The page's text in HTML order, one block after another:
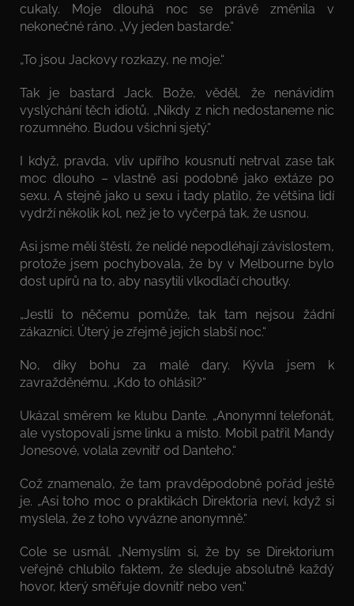
cukaly. Moje dlouhá noc se právě změnila v
nekonečné ráno. „Vy jeden bastarde.“
„To jsou Jackovy rozkazy, ne moje.“
Tak je bastard Jack. Bože, věděl, že nenávidím
vyslýchání těch idiotů. „Nikdy z nich nedostaneme nic
rozumného. Budou všichni sjetý.“
I když, pravda, vliv upířího kousnutí netrval zase tak
moc dlouho – vlastně asi podobně jako extáze po
sexu. A stejně jako u sexu i tady platilo, že většina lidí
vydrží několik kol, než je to vyčerpá tak, že usnou.
Asi jsme měli štěstí, že nelidé nepodléhají závislostem,
protože jsem pochybovala, že by v Melbourne bylo
dost upírů na to, aby nasytili vlkodlačí choutky.
„Jestli to něčemu pomůže, tak tam nejsou žádní
zákazníci. Úterý je zřejmě jejich slabší noc.“
No, díky bohu za malé dary. Kývla jsem k
zavražděnému. „Kdo to ohlásil?“
Ukázal směrem ke klubu Dante. „Anonymní telefonát,
ale vystopovali jsme linku a místo. Mobil patřil Mandy
Jonesové, volala zevnitř od Danteho.“
Což znamenalo, že tam pravděpodobně pořád ještě
je. „Asi toho moc o praktikách Direktoria neví, když si
myslela, že z toho vyvázne anonymně.“
Cole se usmál. „Nemyslím si, že by se Direktorium
veřejně chlubilo faktem, že sleduje absolutně každý
hovor, který směřuje dovnitř nebo ven.“